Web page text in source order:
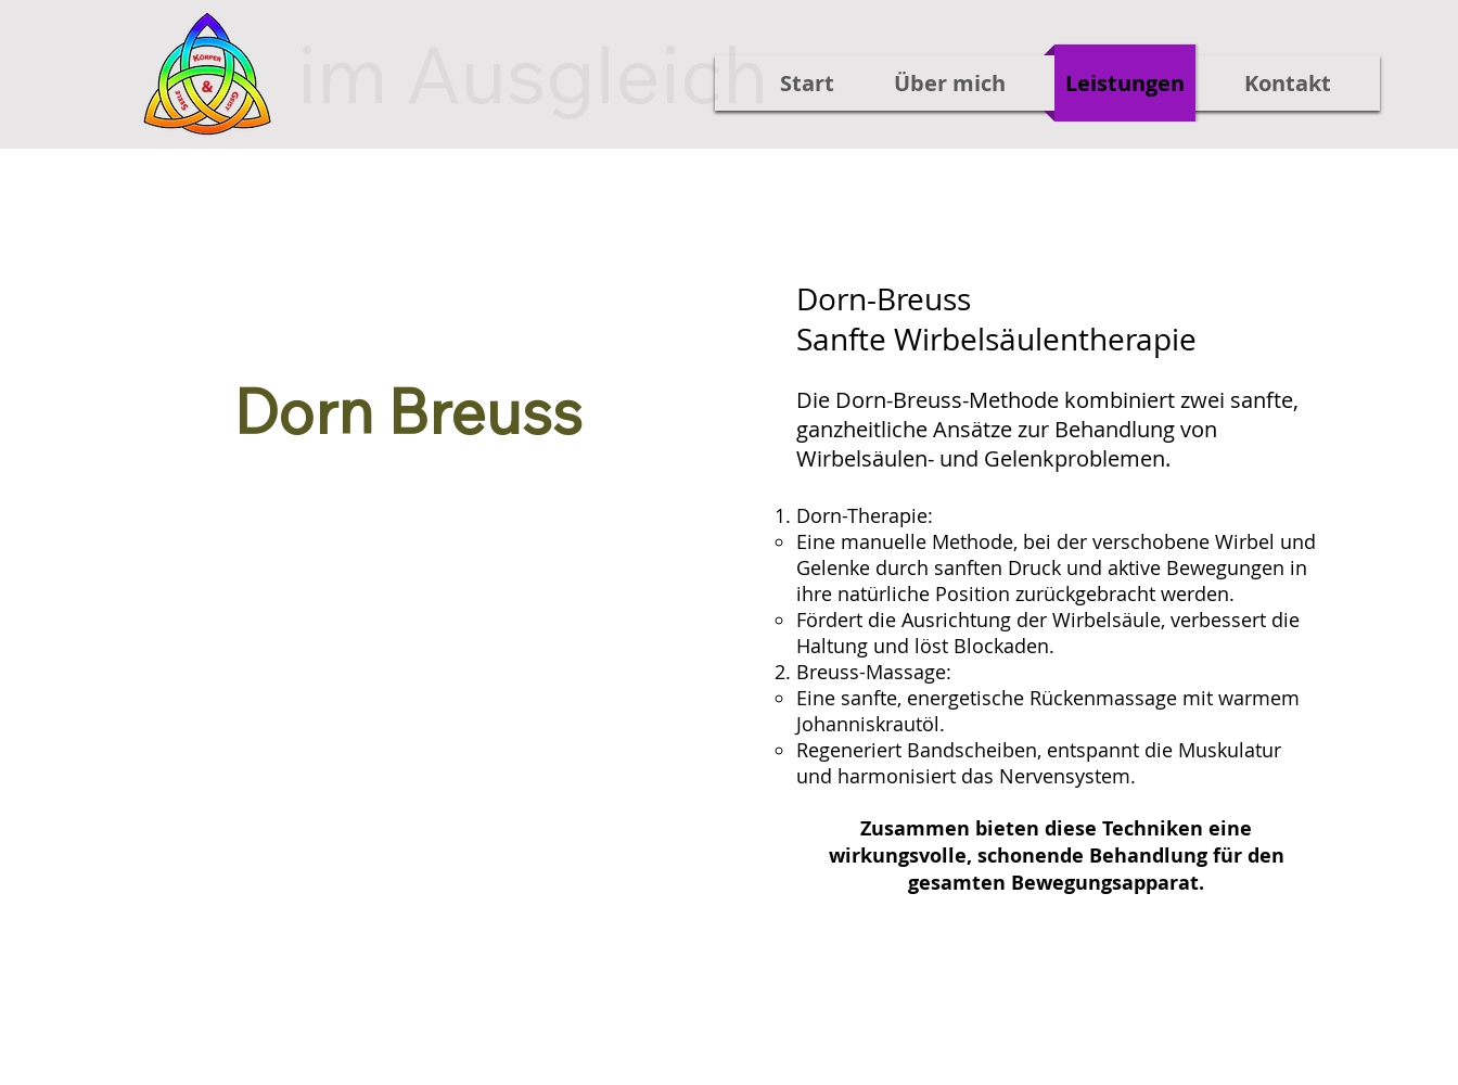
im Ausgleich Start Über mich Leistungen Kontakt
Dorn Breuss
Dorn-Breuss
Sanfte Wirbelsäulentherapie
Die Dorn-Breuss-Methode kombiniert zwei sanfte,
ganzheitliche Ansätze zur Behandlung von
Wirbelsäulen- und Gelenkproblemen.
Dorn-Therapie:
Eine manuelle Methode, bei der verschobene Wirbel und
Gelenke durch sanften Druck und aktive Bewegungen in
ihre natürliche Position zurückgebracht werden.
Fördert die Ausrichtung der Wirbelsäule, verbessert die
Haltung und löst Blockaden.
Breuss-Massage:
Eine sanfte, energetische Rückenmassage mit warmem
Johanniskrautöl.
Regeneriert Bandscheiben, entspannt die Muskulatur
und harmonisiert das Nervensystem.
Zusammen bieten diese Techniken eine
wirkungsvolle, schonende Behandlung für den
gesamten Bewegungsapparat.